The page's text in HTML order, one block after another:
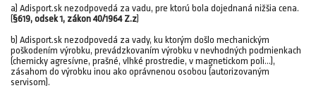
a) Adisport.sk nezodpovedá za vadu, pre ktorú bola dojednaná nižšia cena.
(§619, odsek 1, zákon 40/1964 Z.z)
b) Adisport.sk nezodpovedá za vady, ku ktorým došlo mechanickým
poškodením výrobku, prevádzkovaním výrobku v nevhodných podmienkach
(chemicky agresívne, prašné, vlhké prostredie, v magnetickom poli...),
zásahom do výrobku inou ako oprávnenou osobou (autorizovaným
servisom).